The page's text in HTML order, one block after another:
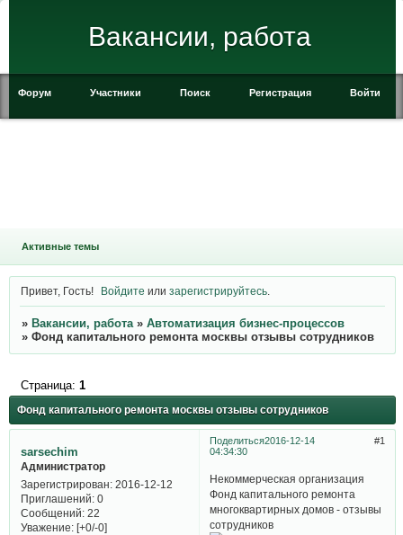
Вакансии, работа
Форум Участники Поиск Регистрация Войти
Активные темы
Привет, Гость! Войдите илизарегистрируйтесь
» Вакансии, работа » Автоматизация бизнес-процессов
» Фонд капитального ремонта москвы отзывы сотрудников
Фонд капитального ремонта москвы отзывы сотрудников
Страница: 1
Поделиться 1
2016-12-14
04:34:30
sarsechim
Администратор
Зарегистрирован: 2016-12-12
Приглашений:0
Сообщений:22
Уважение: [+0/-0]
Некоммерческая организация
Фонд капитального ремонта
многоквартирных домов - отзывы
сотрудников